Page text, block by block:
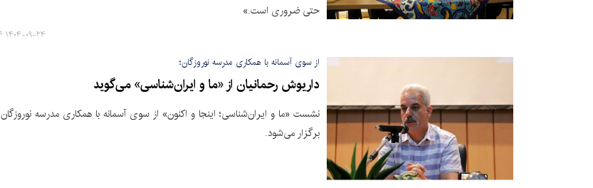
حتی ضروری است.»
۱۴۰۴-۰۹-۲۴ ۰۹:۱۴
از سوی آسمانه با همکاری مدرسه نوروزگان؛
داریوش رحمانیان از «ما و ایران‌شناسی» می‌گوید
نشست «ما و ایران‌شناسی؛ اینجا و اکنون‌» از سوی آسمانه با همکاری مدرسه نوروزگان
برگزار می‌شود.